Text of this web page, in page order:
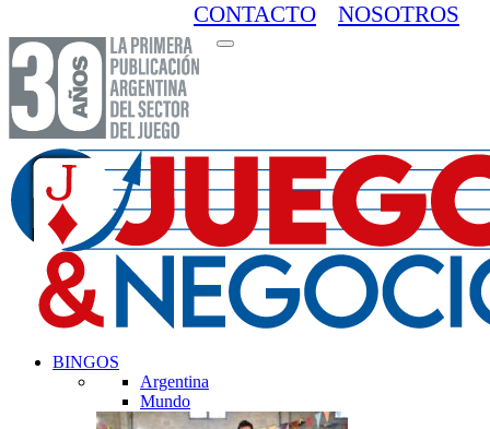
NOSOTROS
CONTACTO
BINGOS
Argentina
Mundo